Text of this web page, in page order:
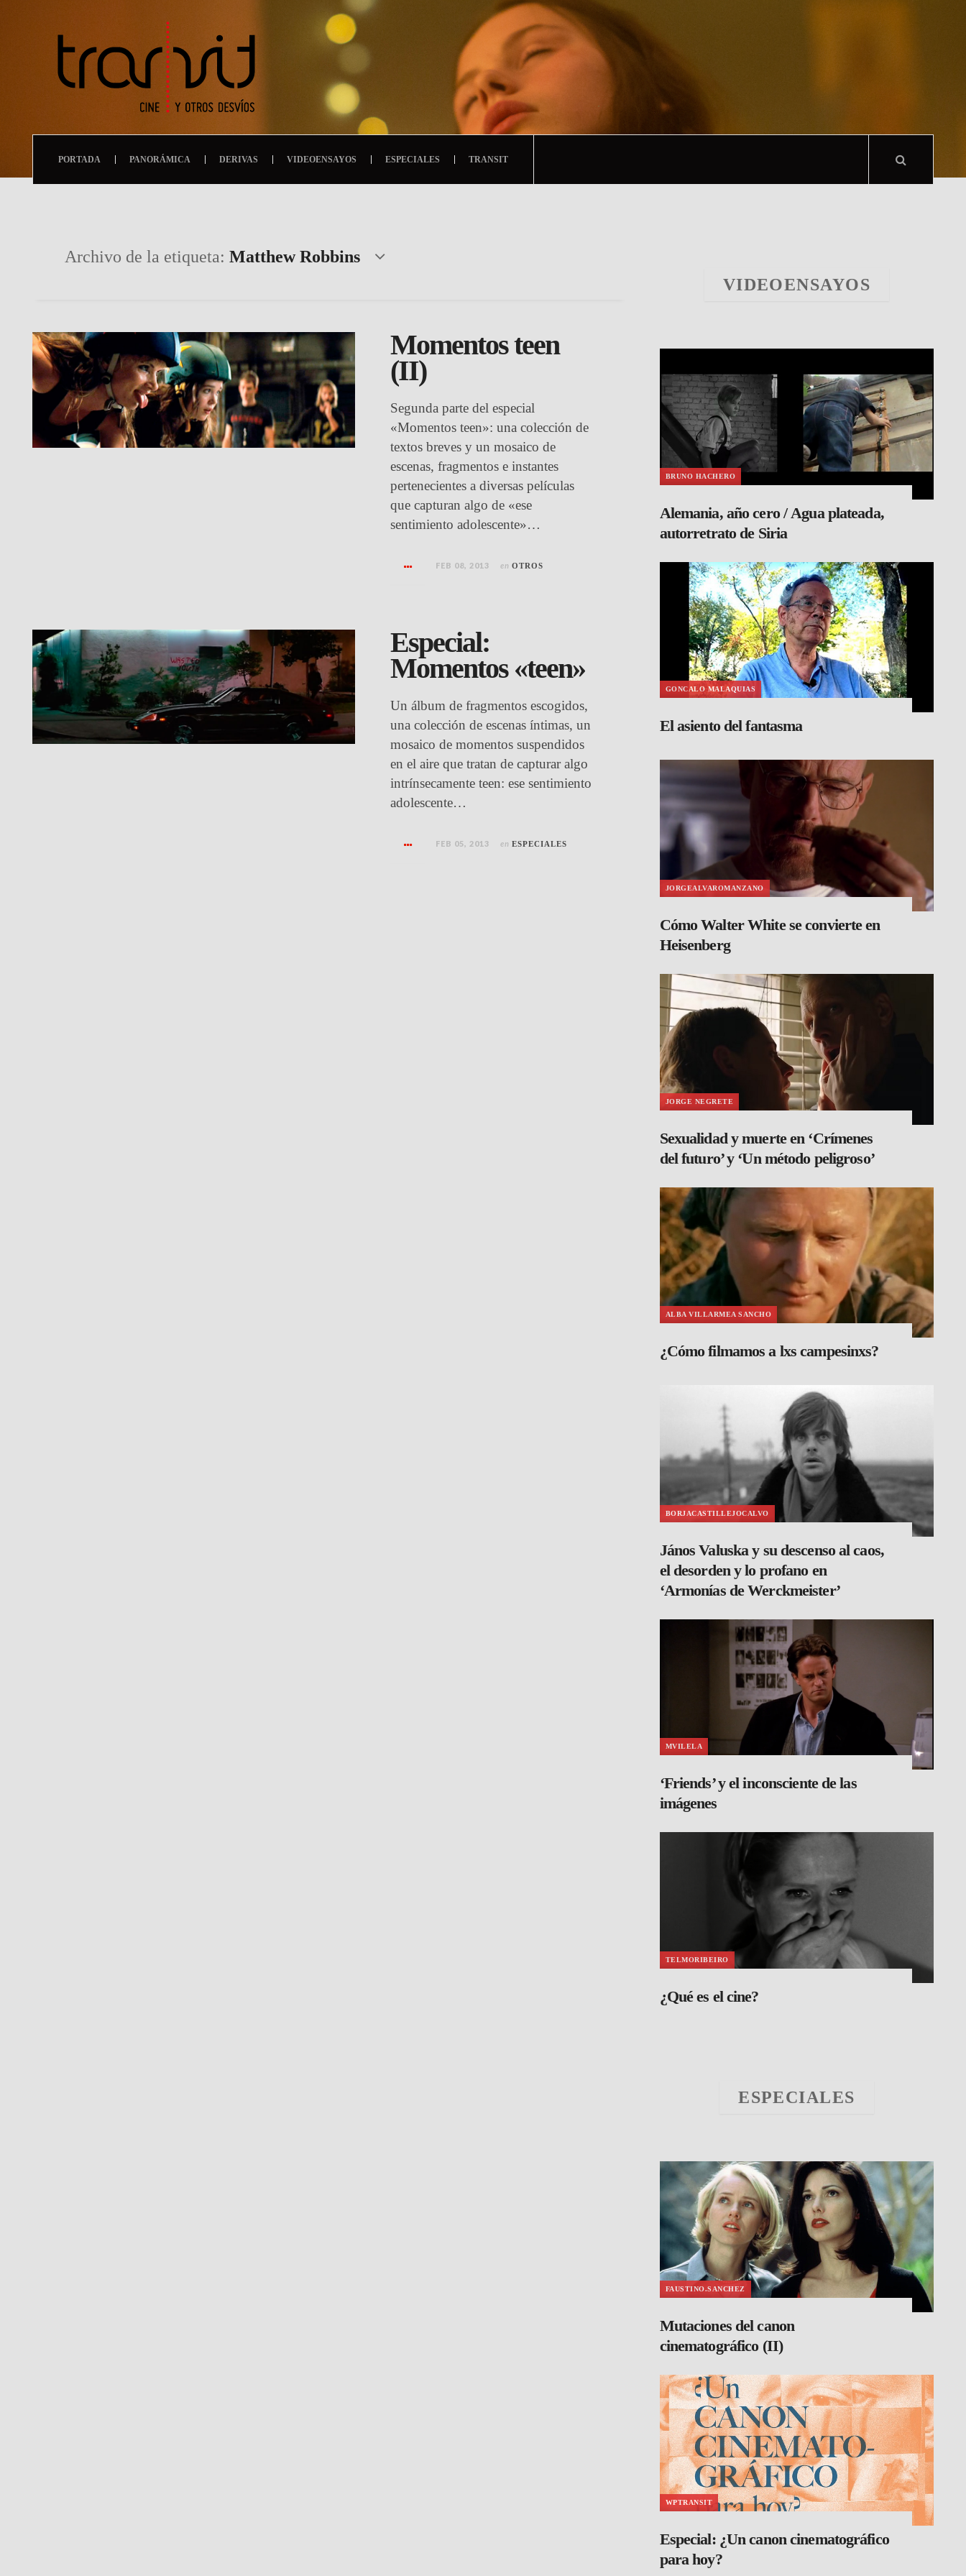
PORTADA PANORÁMICA DERIVAS VIDEOENSAYOS ESPECIALES TRANSIT
Archivo de la etiqueta: Matthew Robbins
Momentos teen
(II)
Segunda parte del especial
«Momentos teen»: una colección de
textos breves y un mosaico de
escenas, fragmentos e instantes
pertenecientes a diversas películas
que capturan algo de «ese
sentimiento adolescente»…
FEB 08, 2013 en OTROS
Especial:
Momentos «teen»
Un álbum de fragmentos escogidos,
una colección de escenas íntimas, un
mosaico de momentos suspendidos
en el aire que tratan de capturar algo
intrínsecamente teen: ese sentimiento
adolescente…
FEB 05, 2013 en ESPECIALES
VIDEOENSAYOS
BRUNO HACHERO
Alemania, año cero / Agua plateada,
autorretrato de Siria
GONCALO MALAQUIAS
El asiento del fantasma
JORGEALVAROMANZANO
Cómo Walter White se convierte en
Heisenberg
JORGE NEGRETE
Sexualidad y muerte en ‘Crímenes
del futuro’ y ‘Un método peligroso’
ALBA VILLARMEA SANCHO
¿Cómo filmamos a lxs campesinxs?
BORJACASTILLEJOCALVO
János Valuska y su descenso al caos,
el desorden y lo profano en
‘Armonías de Werckmeister’
MVILELA
‘Friends’ y el inconsciente de las
imágenes
TELMORIBEIRO
¿Qué es el cine?
ESPECIALES
FAUSTINO.SANCHEZ
Mutaciones del canon
cinematográfico (II)
WPTRANSIT
Especial: ¿Un canon cinematográfico
para hoy?